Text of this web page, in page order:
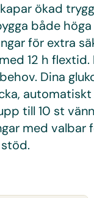
ökad
både
för extra
12 h flextid.
Dina
till 10 st
med valbar